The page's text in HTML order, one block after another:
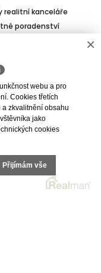
realitní kanceláře
poradenství
práce
kupních cen
×
ℹ
webu a pro
Cookies třetích
zkvalitnění obsahu
jako
cookies
Přijímám vše